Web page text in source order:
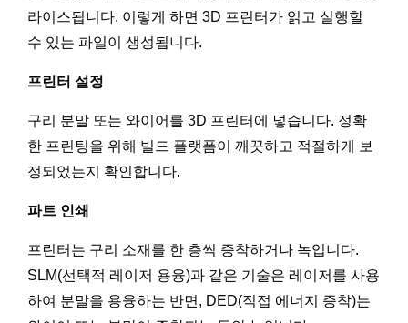
라이스됩니다. 이렇게 하면 3D 프린터가 읽고 실행할
수 있는 파일이 생성됩니다.
프린터 설정
구리 분말 또는 와이어를 3D 프린터에 넣습니다. 정확
한 프린팅을 위해 빌드 플랫폼이 깨끗하고 적절하게 보
정되었는지 확인합니다.
파트 인쇄
프린터는 구리 소재를 한 층씩 증착하거나 녹입니다.
SLM(선택적 레이저 용융)과 같은 기술은 레이저를 사용
하여 분말을 용융하는 반면, DED(직접 에너지 증착)는